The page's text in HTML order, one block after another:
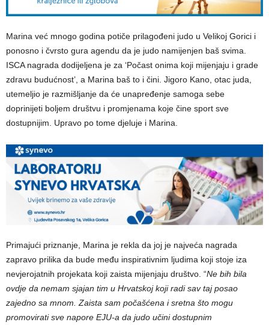
Marina već mnogo godina potiče prilagođeni judo u Velikoj Gorici i
ponosno i čvrsto gura agendu da je judo namijenjen baš svima.
ISCA nagrada dodijeljena je za ‘Počast onima koji mijenjaju i grade
zdravu budućnost’, a Marina baš to i čini. Jigoro Kano, otac juda,
utemeljio je razmišljanje da će unapređenje samoga sebe
doprinijeti boljem društvu i promjenama koje čine sport sve
dostupnijim. Upravo po tome djeluje i Marina.
Primajući priznanje, Marina je rekla da joj je najveća nagrada
zapravo prilika da bude među inspirativnim ljudima koji stoje iza
nevjerojatnih projekata koji zaista mijenjaju društvo. “Ne bih bila
ovdje da nemam sjajan tim u Hrvatskoj koji radi sav taj posao
zajedno sa mnom. Zaista sam počašćena i sretna što mogu
promovirati sve napore EJU-a da judo učini dostupnim